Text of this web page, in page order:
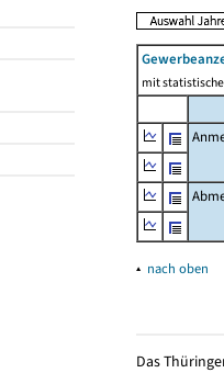
mit
▴ nach oben
Das